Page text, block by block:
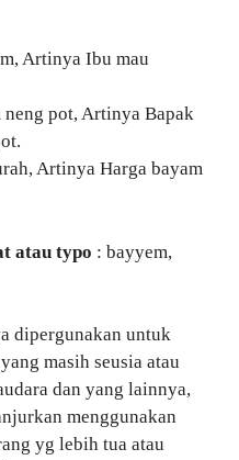
Artinya Ibu mau
neng pot, Artinya Bapak
Artinya Harga bayam
atau typo : bayyem,
dipergunakan untuk
masih seusia atau
dan yang lainnya,
menggunakan
yg lebih tua atau